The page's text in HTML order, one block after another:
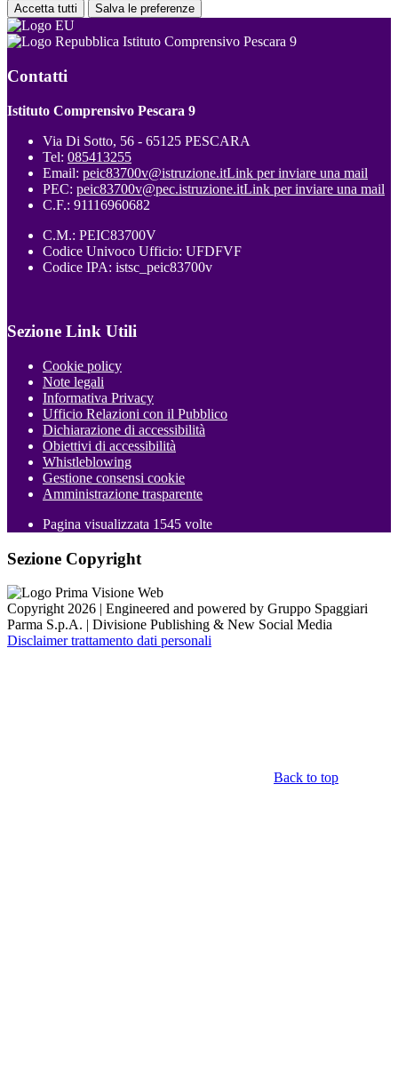
Accetta tutti Salva le preferenze
Istituto Comprensivo Pescara 9
Contatti
Istituto Comprensivo Pescara 9
Via Di Sotto, 56 - 65125 PESCARA
Tel: 085413255
Email: peic83700v@istruzione.itLink per inviare una mail
PEC: peic83700v@pec.istruzione.itLink per inviare una mail
C.F.: 91116960682
C.M.: PEIC83700V
Codice Univoco Ufficio: UFDFVF
Codice IPA: istsc_peic83700v
Sezione Link Utili
Cookie policy
Note legali
Informativa Privacy
Ufficio Relazioni con il Pubblico
Dichiarazione di accessibilità
Obiettivi di accessibilità
Whistleblowing
Gestione consensi cookie
Amministrazione trasparente
Pagina visualizzata 1545 volte
Sezione Copyright
Copyright 2026 | Engineered and powered by Gruppo Spaggiari
Parma S.p.A. | Divisione Publishing & New Social Media
Disclaimer trattamento dati personali
Back to top